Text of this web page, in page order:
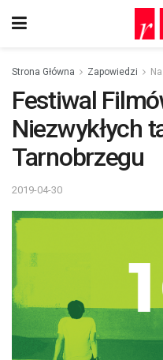
Strona Główna Zapowiedzi
Festiwal
Niezwykłych
Tarnobrzegu
2019-04-30